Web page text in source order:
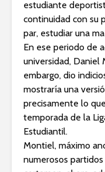
estudiante
continuidad con su
par, estudiar una
En ese periodo de
universidad, Daniel
embargo, dio
mostraría una
precisamente lo
temporada de la
Estudiantil.
Montiel, máximo
numerosos